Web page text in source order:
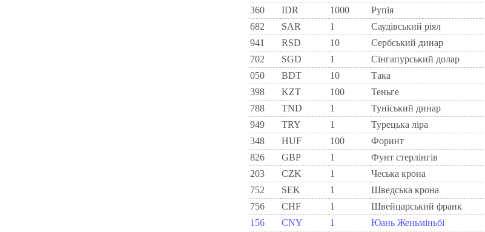
360
IDR 1000 Рупія
682
SAR 1 Саудівський ріял
941
RSD 10 Сербський динар
702
SGD 1 Сінгапурський долар
050
BDT 10 Така
398
KZT 100 Теньге
788
TND 1 Туніський динар
949
TRY 1 Турецька ліра
348
HUF 100 Форинт
826
GBP 1 Фунт стерлінгів
203
CZK 1 Чеська крона
752
SEK 1 Шведська крона
756
CHF 1 Швейцарський франк
156
CNY 1 Юань Женьміньбі